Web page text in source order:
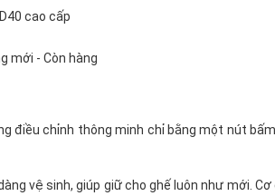
cao cấp
mới - Còn hàng
điều chỉnh thông minh chỉ bằng một nút
vệ sinh, giúp giữ cho ghế luôn như mới.